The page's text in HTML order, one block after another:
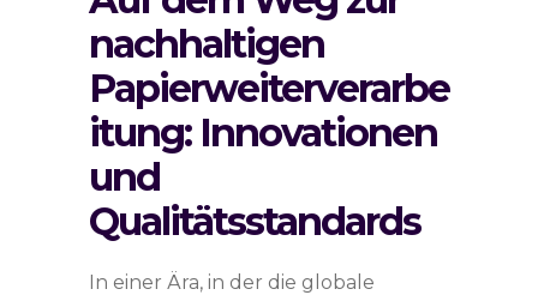
nachhaltigen
Papierweiterverarbe
itung: Innovationen
und
Qualitätsstandards
In einer Ära, in der die globale